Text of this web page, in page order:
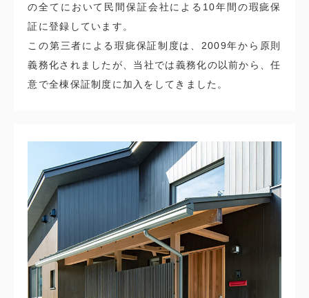
の全てにおいて民間保証会社による10年間の瑕疵保
証に登録しています。
この第三者による瑕疵保証制度は、2009年から原則
義務化されましたが、当社では義務化の以前から、任
意で全棟保証制度に加入をしてきました。